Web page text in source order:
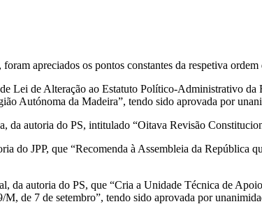
apreciados os pontos constantes da respetiva ordem
Lei de Alteração ao Estatuto Político-Administrativo
Autónoma da Madeira”, tendo sido aprovada por
da autoria do PS, intitulado “Oitava Revisão
do JPP, que “Recomenda à Assembleia da
da autoria do PS, que “Cria a Unidade Técnica de
7 de setembro”, tendo sido aprovada por